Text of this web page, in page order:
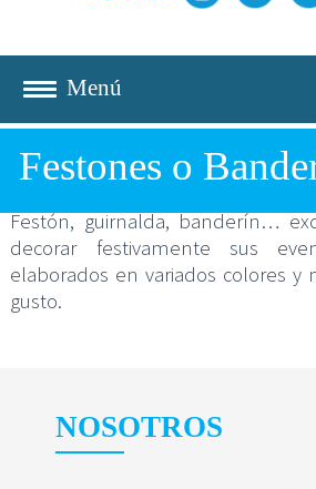
Festones o
Festón, guirnalda, banderín…
decorar festivamente sus
elaborados en variados colores y
gusto.
NOSOTROS